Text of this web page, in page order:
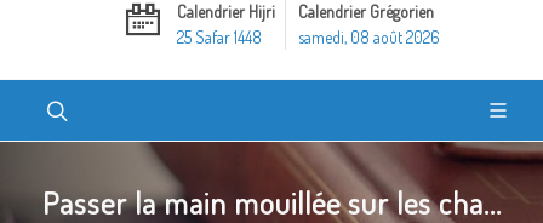
Calendrier Hijri
25 Safar 1448
Calendrier Grégorien
samedi, 08 août 2026
Passer la main mouillée sur les cha...